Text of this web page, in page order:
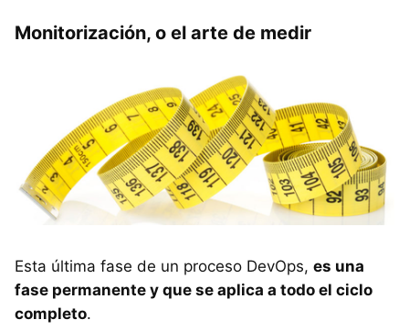
Monitorización, o el arte de medir
Esta última fase de un proceso DevOps, es una
fase permanente y que se aplica a todo el ciclo
completo.